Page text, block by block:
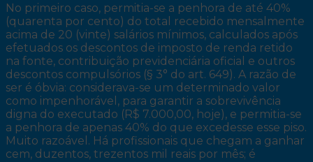
No primeiro caso, permitia-se a penhora de até 40%
(quarenta por cento) do total recebido mensalmente
acima de 20 (vinte) salários mínimos, calculados após
efetuados os descontos de imposto de renda retido
na fonte, contribuição previdenciária oficial e outros
descontos compulsórios (§ 3° do art. 649). A razão de
ser é óbvia: considerava-se um determinado valor
como impenhorável, para garantir a sobrevivência
digna do executado (R$ 7.000,00, hoje), e permitia-se
a penhora de apenas 40% do que excedesse esse piso.
Muito razoável. Há profissionais que chegam a ganhar
cem, duzentos, trezentos mil reais por mês; é